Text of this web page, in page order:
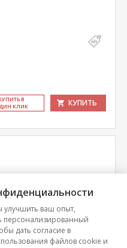
В
КЛИК
КУПИТЬ
ваш опыт,
персонализированный
дать согласие в
файлов cookie и